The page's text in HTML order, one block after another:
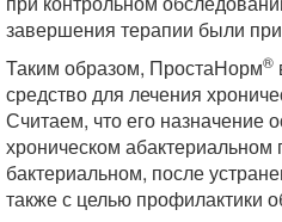
завершения терапии были
Таким образом, ПростаНорм®
средство для лечения
Считаем, что его назначение
хроническом абактериальном
бактериальном, после
также с целью профилактики